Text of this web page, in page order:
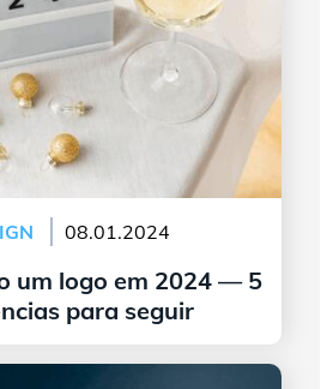
08.01.2024
um logo em 2024 — 5
para seguir
lendo